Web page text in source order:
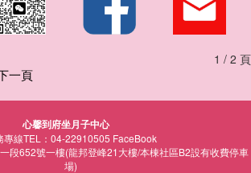
1 / 2 頁
一頁
心馨到府坐月子中心
專線TEL：04-22910505 FaceBook
段652號一樓(龍邦登峰21大樓/本棟社區B2設有收費停車
場)